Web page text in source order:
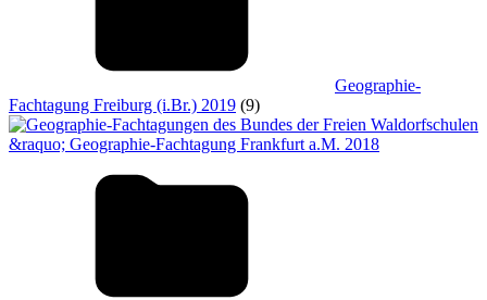
Geographie-
Fachtagung Freiburg (i.Br.) 2019 (9)